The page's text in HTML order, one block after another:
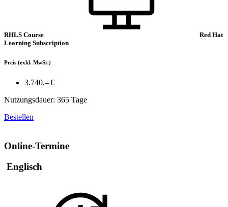
RHLS Course
Red Hat
Learning Subscription
Preis (exkl. MwSt.)
3.740,– €
Nutzungsdauer: 365 Tage
Bestellen
Online-Termine
Englisch